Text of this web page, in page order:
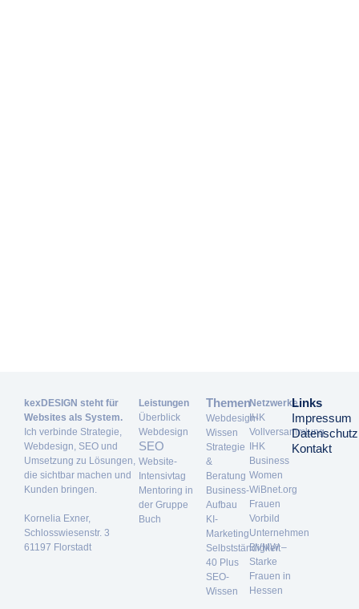
kexDESIGN steht für
Websites als System.
Ich verbinde Strategie,
Webdesign, SEO und
Umsetzung zu Lösungen,
die sichtbar machen und
Kunden bringen.
Kornelia Exner,
Schlosswiesenstr. 3
61197 Florstadt
Leistungen
Überblick
Webdesign
SEO
Website-
Intensivtag
Mentoring in
der Gruppe
Buch
Themen
Webdesign-
Wissen
Strategie
&
Beratung
Business-
Aufbau
KI-
Marketing
Selbstständigkeit
40 Plus
SEO-
Wissen
Netzwerke
IHK
Vollversammlung
IHK
Business
Women
WiBnet.org
Frauen
Vorbild
Unternehmen
BVMW –
Starke
Frauen in
Hessen
Links
Impressum
Datenschutz
Kontakt